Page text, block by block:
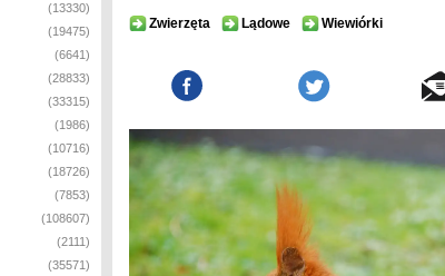
(13330)
(19475)
(6641)
(28833)
(33315)
(1986)
(10716)
(18726)
(7853)
(108607)
(2111)
(35571)
Zwierzęta Lądowe Wiewiórki